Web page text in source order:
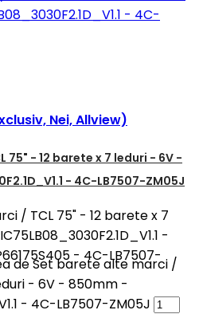
Nei, Allview)
75" - 12 barete x 7 leduri - 6V -
- 4C-LB7507-ZM05J
/ TCL 75" - 12 barete x 7
-
- 4C-LB7507-
de Set barete alte marci /
- 6V - 850mm -
- 4C-LB7507-ZM05J